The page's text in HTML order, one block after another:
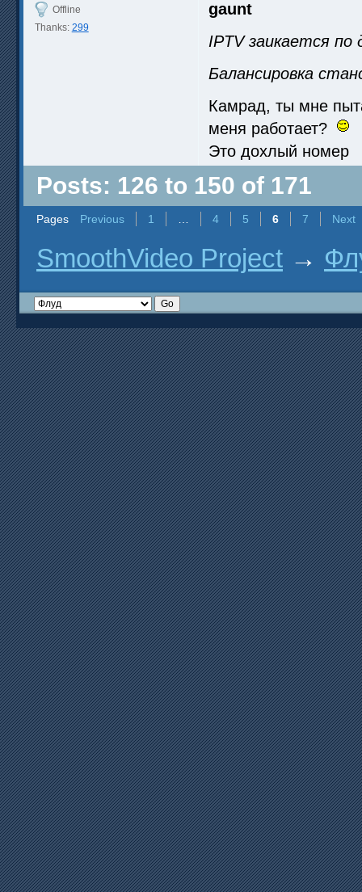
Offline
Thanks: 299
gaunt
IPTV заикается по
Балансировка
Камрад, ты мне
меня работает?
Это дохлый номер
Posts: 126 to 150 of 171
Pages Previous 1 4 5 6 7 Next
SmoothVideo Project →